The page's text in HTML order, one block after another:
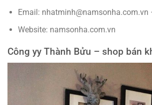
Email: nhatminh@namsonha.com.vn
Website: namsonha.com.vn
Công yy Thành Bửu – shop bán